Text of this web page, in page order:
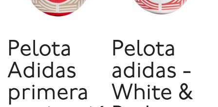
Pelota
Adidas
primera
Pelota
adidas -
White &